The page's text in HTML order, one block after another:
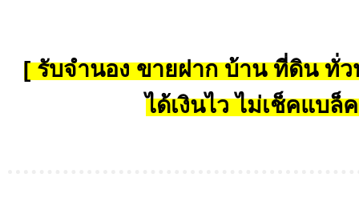
[ รับจำนอง ขายฝาก บ้าน ที่ดิน ทั่ว
ได้เงินไว ไม่เช็คแบล็